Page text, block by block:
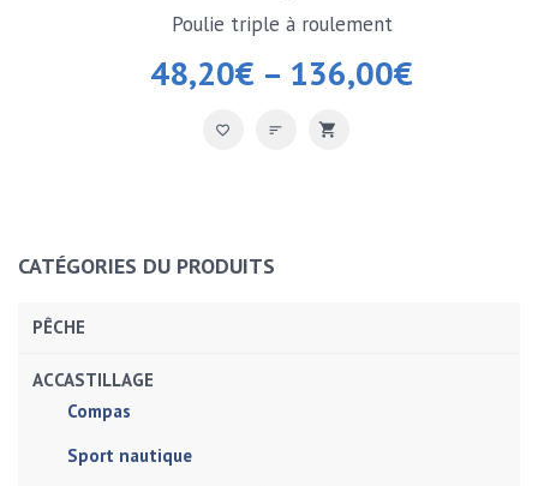
48,20€ – 136,00€
Poulie triple à roulement
CATÉGORIES DU PRODUITS
PÊCHE
ACCASTILLAGE
Compas
Sport nautique